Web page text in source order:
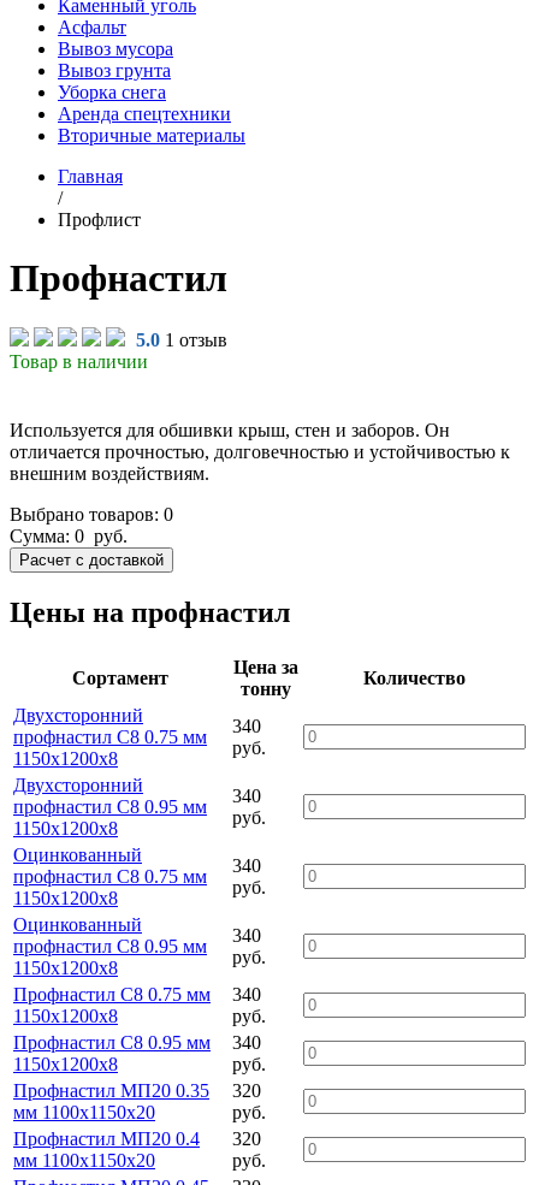
Каменный уголь
Асфальт
Вывоз мусора
Вывоз грунта
Уборка снега
Аренда спецтехники
Вторичные материалы
Главная
/
Профлист
Профнастил
5.0 1 отзыв
Товар в наличии
Используется для обшивки крыш, стен и заборов. Он
отличается прочностью, долговечностью и устойчивостью к
внешним воздействиям.
Выбрано товаров: 0
Сумма: 0 руб.
Цены на профнастил
Сортамент
Цена за
тонну
Количество
Двухсторонний
профнастил С8 0.75 мм
1150х1200х8
340
руб.
Двухсторонний
профнастил С8 0.95 мм
1150х1200х8
340
руб.
Оцинкованный
профнастил С8 0.75 мм
1150х1200х8
340
руб.
Оцинкованный
профнастил С8 0.95 мм
1150х1200х8
340
руб.
Профнастил С8 0.75 мм
1150х1200х8
340
руб.
Профнастил С8 0.95 мм
1150х1200х8
340
руб.
Профнастил МП20 0.35
мм 1100х1150х20
320
руб.
Профнастил МП20 0.4
мм 1100х1150х20
320
руб.